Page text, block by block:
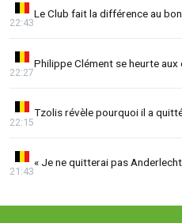
Le Club fait la différence au
22:43
Philippe Clément se heurte
22:27
Tzolis révèle pourquoi il a
22:15
« Je ne quitterai pas
21:43